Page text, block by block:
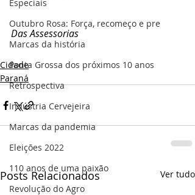
Especiais
Outubro Rosa: Força, recomeço e pre
Marcas da história
Ponta Grossa dos próximos 10 anos
Retrospectiva
Indústria Cervejeira
Marcas da pandemia
Eleições 2022
110 anos de uma paixão
Revolução do Agro
Das Assessorias
Cidade
Paraná
Posts Relacionados Ver tudo